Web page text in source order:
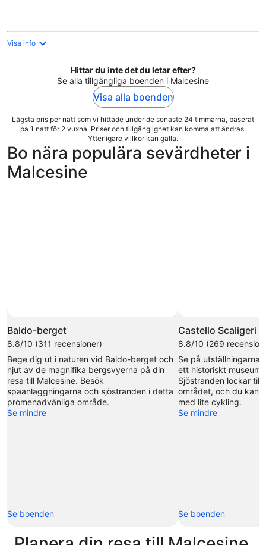
Visa info
Hittar du inte det du letar efter?
Se alla tillgängliga boenden i Malcesine
Visa alla boenden
Lägsta pris per natt som vi hittade under de senaste 24 timmarna, baserat
på 1 natt för 2 vuxna. Priser och tillgänglighet kan komma att ändras.
Ytterligare villkor kan gälla.
Bo nära populära sevärdheter i
Malcesine
för
fritt
bruk
av
Dennis
Donders
Baldo-berget
8.8/10 (311 recensioner)
Bege dig ut i naturen vid Baldo-berget och
njut av de magnifika bergsvyerna på din
resa till Malcesine. Besök
spaanläggningarna och sjöstranden i detta
promenadvänliga område.
Se mindre
Se boenden
Castello Scaligeri
8.8/10 (269
Se på utställningarna
ett historiskt museum
Sjöstranden lockar till
området, och du kan
med lite cykling.
Se mindre
Se boenden